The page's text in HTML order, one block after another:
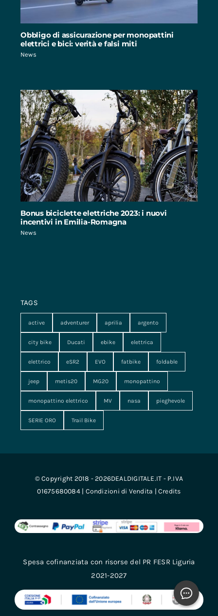
Obbligo di assicurazione per monopattini
elettrici e bici: verità e falsi miti
News
Bonus biciclette elettriche 2023: i nuovi
incentivi in Emilia-Romagna
News
TAGS
active adventurer aprilia argento
city bike Ducati ebike elettrica
elettrico eSR2 EVO fatbike foldable
jeep metis20 MG20 monopattino
monopattino elettrico MV nasa pieghevole
SERIE ORO Trail Bike
© Copyright 2018 - 2026DEALDIGITALE.IT - P.IVA
01675680084 | Condizioni di Vendita | Credits
Spesa cofinanziata con risorse del PR FESR Liguria
2021-2027